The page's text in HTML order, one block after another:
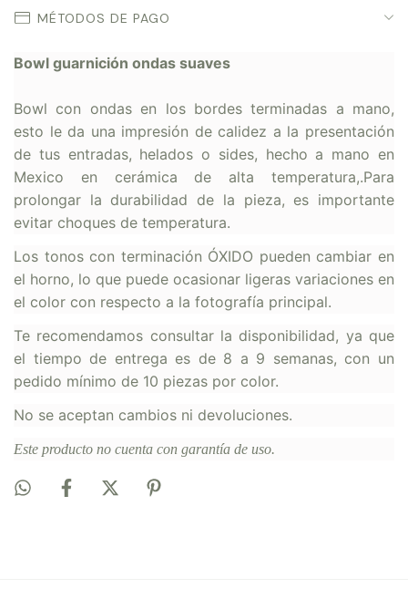
MÉTODOS DE PAGO
Bowl guarnición ondas suaves
Bowl con ondas en los bordes terminadas a mano,
esto le da una impresión de calidez a la presentación
de tus entradas, helados o sides, hecho a mano en
Mexico en cerámica de alta temperatura,.Para
prolongar la durabilidad de la pieza, es importante
evitar choques de temperatura.
Los tonos con terminación ÓXIDO pueden cambiar en
el horno, lo que puede ocasionar ligeras variaciones en
el color con respecto a la fotografía principal.
Te recomendamos consultar la disponibilidad, ya que
el tiempo de entrega es de 8 a 9 semanas, con un
pedido mínimo de 10 piezas por color.
No se aceptan cambios ni devoluciones.
Este producto no cuenta con garantía de uso.